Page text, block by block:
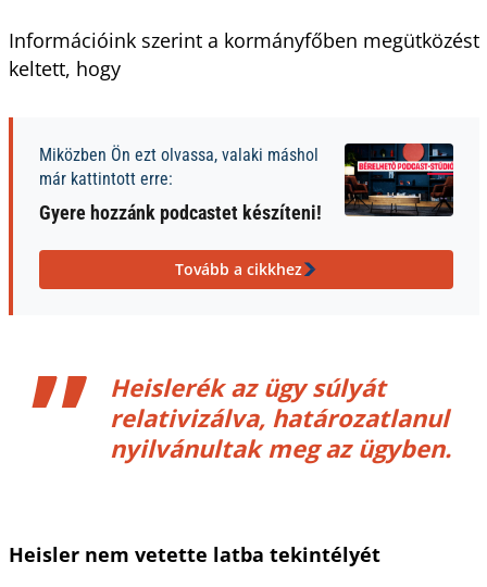
Információink szerint a kormányfőben megütközést
keltett, hogy
Miközben Ön ezt olvassa, valaki máshol
már kattintott erre:
Gyere hozzánk podcastet készíteni!
Tovább a cikkhez
Heislerék az ügy súlyát
relativizálva, határozatlanul
nyilvánultak meg az ügyben.
Heisler nem vetette latba tekintélyét